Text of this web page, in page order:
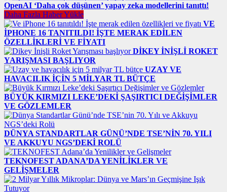
OpenAI ‘Daha çok düşünen’ yapay zeka modellerini tanıttı!
Daha Fazla Haber Yükle
VE
IPHONE 16 TANITILDI! İŞTE MERAK EDILEN
ÖZELLIKLERI VE FIYATI
DIKEY İNIŞLI ROKET
YARIŞMASI BAŞLIYOR
UZAY VE
HAVACILIK IÇIN 5 MILYAR TL BÜTÇE
BÜYÜK KIRMIZI LEKE’DEKI ŞAŞIRTICI DEĞIŞIMLER
VE GÖZLEMLER
DÜNYA STANDARTLAR GÜNÜ’NDE TSE’NIN 70. YILI
VE AKKUYU NGS’DEKI ROLÜ
TEKNOFEST ADANA’DA YENILIKLER VE
GELIŞMELER